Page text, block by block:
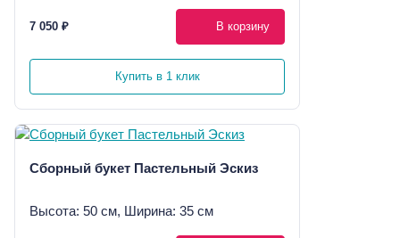
7 050 ₽ В корзину
Купить в 1 клик
Сборный букет Пастельный Эскиз
Высота: 50 см, Ширина: 35 см